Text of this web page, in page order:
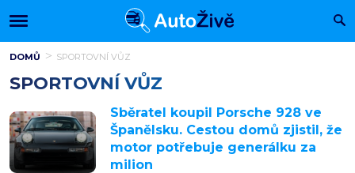
DOMŮ SPORTOVNÍ VŮZ
SPORTOVNÍ VŮZ
Sběratel koupil Porsche 928 ve
Španělsku. Cestou domů zjistil, že
motor potřebuje generálku za
milion